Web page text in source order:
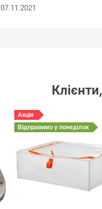
07.11.2021
Акція
Відправимо у понеділок